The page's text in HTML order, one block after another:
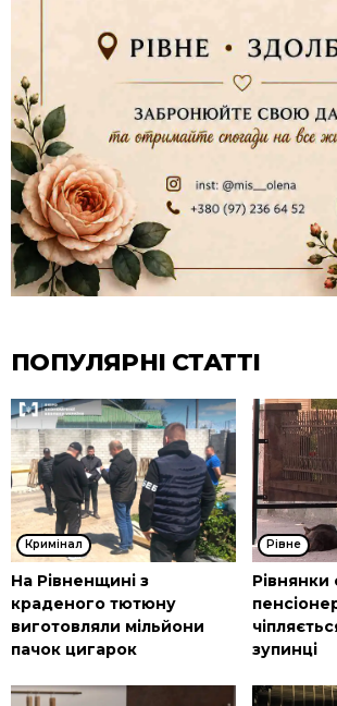
ПОПУЛЯРНІ СТАТТІ
Кримінал
На Рівненщині з
краденого тютюну
виготовляли мільйони
пачок цигарок
Рівне
Рівнянки
зупинці